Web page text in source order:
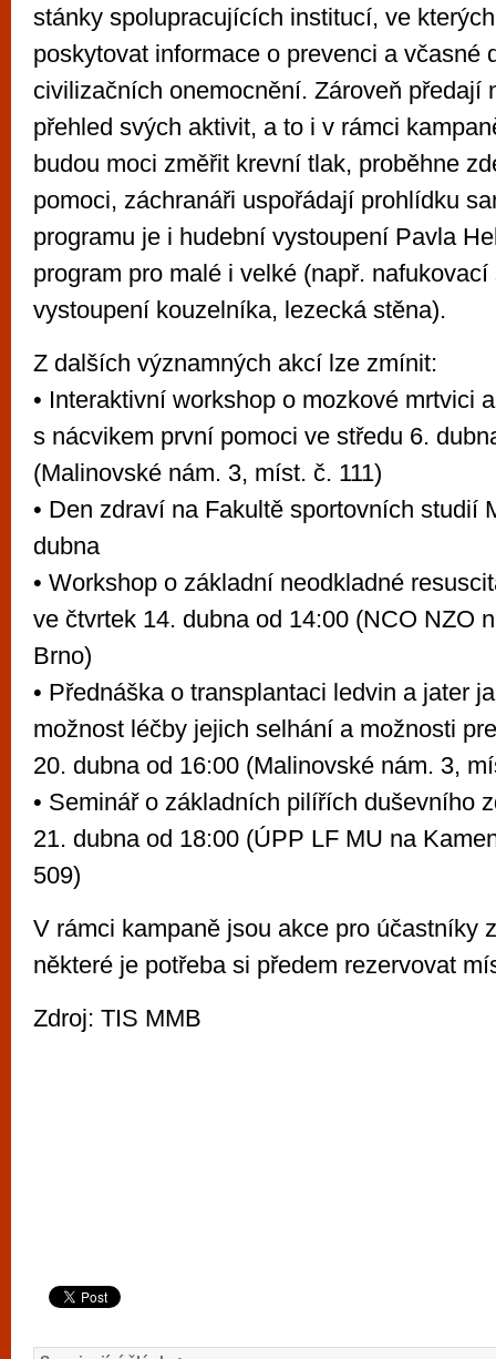
stánky spolupracujících institucí, ve
poskytovat informace o prevenci a včasné
civilizačních onemocnění. Zároveň předají
přehled svých aktivit, a to i v rámci
budou moci změřit krevní tlak, proběhne
pomoci, záchranáři uspořádají prohlídku
programu je i hudební vystoupení Pavla
program pro malé i velké (např.
vystoupení kouzelníka, lezecká stěna).
Z dalších významných akcí lze zmínit:
• Interaktivní workshop o mozkové mrtvici
s nácvikem první pomoci ve středu 6.
(Malinovské nám. 3, míst. č. 111)
• Den zdraví na Fakultě sportovních studií
dubna
• Workshop o základní neodkladné
ve čtvrtek 14. dubna od 14:00 (NCO NZO
Brno)
• Přednáška o transplantaci ledvin a jater
možnost léčby jejich selhání a možnosti
20. dubna od 16:00 (Malinovské nám. 3,
• Seminář o základních pilířích duševního
21. dubna od 18:00 (ÚPP LF MU na
509)
V rámci kampaně jsou akce pro účastníky
některé je potřeba si předem rezervovat
Zdroj: TIS MMB